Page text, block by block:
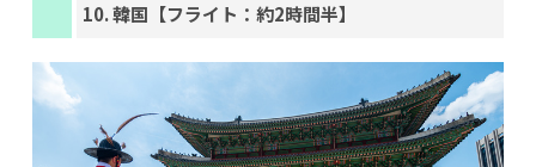
10. 韓国【フライト：約2時間半】